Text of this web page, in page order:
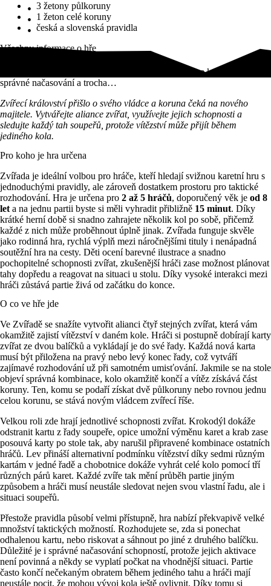
3 žetony půlkoruny
1 žeton celé koruny
česká a slovenská pravidla
Všechny informace o hře
Zvířada je rychlá karetní hra plná zvířecích aliancí, ve které rozhoduje
správné načasování a trocha…
Zvířecí království přišlo o svého vládce a koruna čeká na nového
majitele. Vytvářejte aliance zvířat, využívejte jejich schopnosti a
sledujte každý tah soupeřů, protože vítězství může přijít během
jediného kola.
Pro koho je hra určena
Zvířada je ideální volbou pro hráče, kteří hledají svižnou karetní hru s
jednoduchými pravidly, ale zároveň dostatkem prostoru pro taktické
rozhodování. Hra je určena pro 2 až 5 hráčů, doporučený věk je od 8
let a na jednu partii byste si měli vyhradit přibližně 15 minut. Díky
krátké herní době si snadno zahrajete několik kol po sobě, přičemž
každé z nich může proběhnout úplně jinak. Zvířada funguje skvěle
jako rodinná hra, rychlá výplň mezi náročnějšími tituly i nenápadná
soutěžní hra na cesty. Děti ocení barevné ilustrace a snadno
pochopitelné schopnosti zvířat, zkušenější hráči zase možnost plánovat
tahy dopředu a reagovat na situaci u stolu. Díky vysoké interakci mezi
hráči zůstává partie živá od začátku do konce.
O co ve hře jde
Ve Zvířadě se snažíte vytvořit alianci čtyř stejných zvířat, která vám
okamžitě zajistí vítězství v daném kole. Hráči si postupně dobírají karty
zvířat ze dvou balíčků a vykládají je do své řady. Každá nová karta
musí být přiložena na pravý nebo levý konec řady, což vytváří
zajímavé rozhodování už při samotném umisťování. Jakmile se na stole
objeví správná kombinace, kolo okamžitě končí a vítěz získává část
koruny. Ten, komu se podaří získat dvě půlkoruny nebo rovnou jednu
celou korunu, se stává novým vládcem zvířecí říše.
Velkou roli zde hrají jednotlivé schopnosti zvířat. Krokodýl dokáže
odstranit kartu z řady soupeře, opice umožní výměnu karet a krab zase
posouvá karty po stole tak, aby narušil připravené kombinace ostatních
hráčů. Lev přináší alternativní podmínku vítězství díky sedmi různým
kartám v jedné řadě a chobotnice dokáže vyhrát celé kolo pomocí tří
různých párů karet. Každé zvíře tak mění průběh partie jiným
způsobem a hráči musí neustále sledovat nejen svou vlastní řadu, ale i
situaci soupeřů.
Přestože pravidla působí velmi přístupně, hra nabízí překvapivě velké
množství taktických možností. Rozhodujete se, zda si ponechat
odhalenou kartu, nebo riskovat a sáhnout po jiné z druhého balíčku.
Důležité je i správné načasování schopností, protože jejich aktivace
není povinná a někdy se vyplatí počkat na vhodnější situaci. Partie
často končí nečekaným obratem během jediného tahu a hráči mají
neustále pocit, že mohou vývoj kola ještě ovlivnit. Díky tomu si